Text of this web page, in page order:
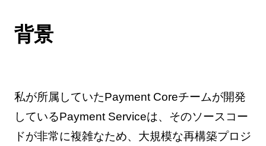
背景
私が所属していたPayment Coreチームが開発
しているPayment Serviceは、そのソースコー
ドが非常に複雑なため、大規模な再構築プロジ